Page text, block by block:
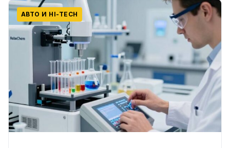
АВТО И HI-TECH